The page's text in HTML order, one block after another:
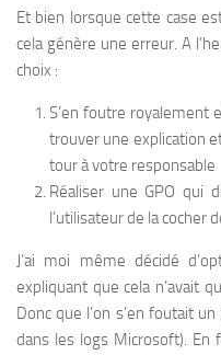
Et bien lorsque cette case
cela génère une erreur. A
choix :
S’en foutre royalement
trouver une explication
tour à votre responsable
Réaliser une GPO qui
l’utilisateur de la cocher
J’ai moi même décidé
expliquant que cela n’avait
Donc que l’on s’en foutait
dans les logs Microsoft). En